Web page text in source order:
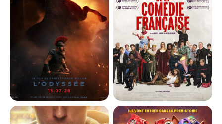
Bande-annonce
Réservation
Histoire
VF
Bande-annonce
Réservation
Histoire
VF
71
L'ODYSSÉE DE LA COMÉDIE-FRANÇAISE